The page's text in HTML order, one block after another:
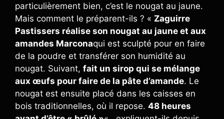
particulièrement bien, c’est le nougat au jaune.
Mais comment le préparent-ils ? « Zaguirre
Pastissers réalise son nougat au jaune et aux
amandes Marconaqui est sculpté pour en faire
de la poudre et transférer son humidité au
nougat. Suivant, fait un sirop qui se mélange
aux œufs pour faire de la pâte d’amande. Le
nougat est ensuite placé dans les caisses en
bois traditionnelles, où il repose. 48 heures